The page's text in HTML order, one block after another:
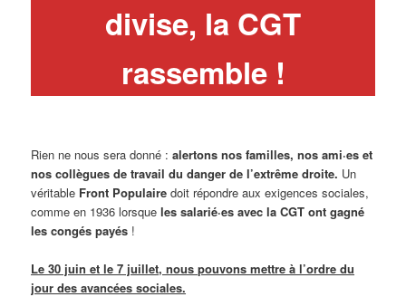
divise, la CGT
rassemble !
Rien ne nous sera donné :alertons nos familles, nos ami·es et
nos collègues de travail du danger de l’extrême droite. Un
véritable Front Populaire doit répondre aux exigences sociales,
comme en 1936 lorsqueles salarié·es avec la CGT ont gagné
les congés payés !
Le 30 juin et le 7 juillet, nous pouvons mettre à l’ordre du
jour des avancées sociales.